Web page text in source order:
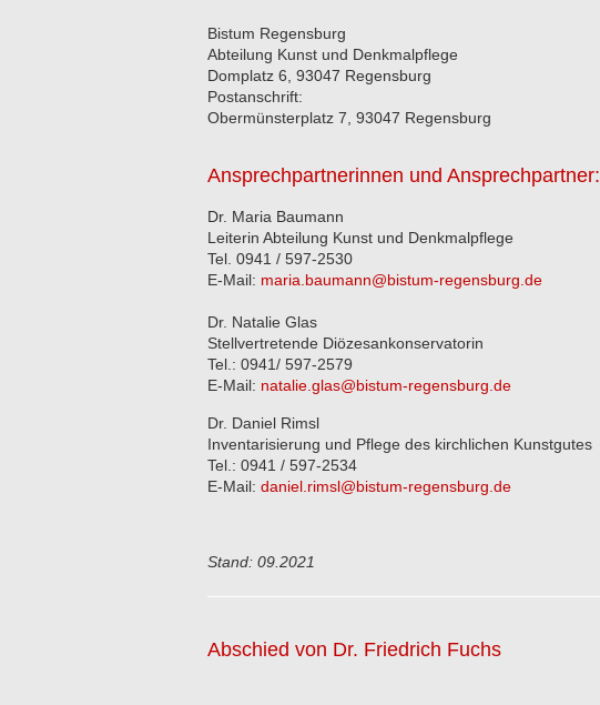
Bistum Regensburg
Abteilung Kunst und Denkmalpflege
Domplatz 6, 93047 Regensburg
Postanschrift:
Obermünsterplatz 7, 93047 Regensburg
Ansprechpartnerinnen und Ansprechpartner:
Dr. Maria Baumann
Leiterin Abteilung Kunst und Denkmalpflege
Tel. 0941 / 597-2530
E-Mail: maria.baumann@bistum-regensburg.de
Dr. Natalie Glas
Stellvertretende Diözesankonservatorin
Tel.: 0941/ 597-2579
E-Mail: natalie.glas@bistum-regensburg.de
Dr. Daniel Rimsl
Inventarisierung und Pflege des kirchlichen Kunstgutes
Tel.: 0941 / 597-2534
E-Mail: daniel.rimsl@bistum-regensburg.de
Stand: 09.2021
Abschied von Dr. Friedrich Fuchs